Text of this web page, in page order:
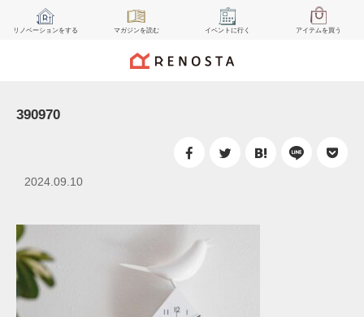
リノベーションをする マガジンを読む イベント に行く アイテムを買う
390970
2024.09.10